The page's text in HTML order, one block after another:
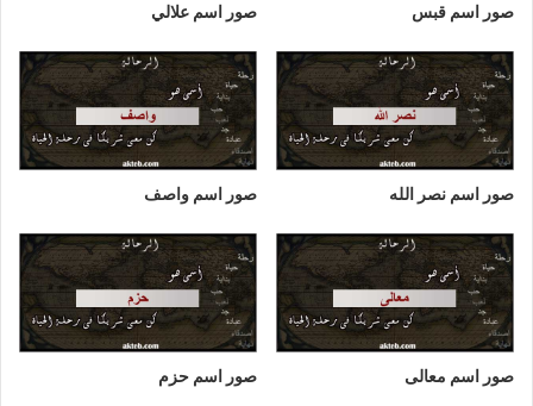
صور اسم قبس صور اسم علالي
صور اسم نصر الله صور اسم واصف
صور اسم معالى صور اسم حزم